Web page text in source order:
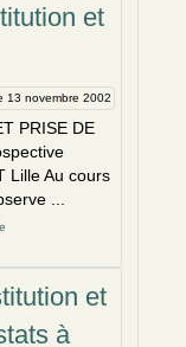
et
13 novembre 2002
PRISE DE
Lille Au cours
...
et
à